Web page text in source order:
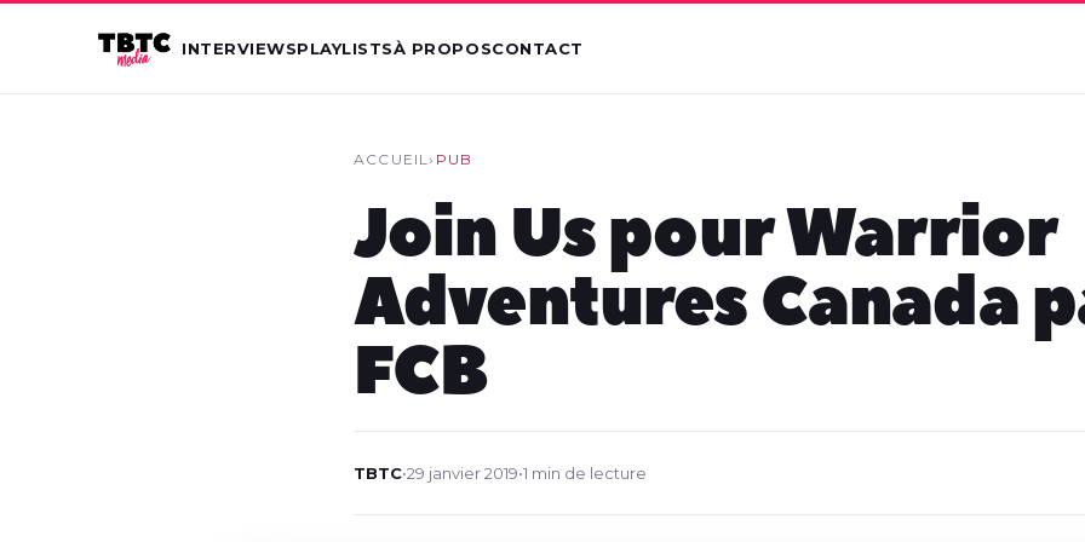
INTERVIEWSPLAYLISTSÀ PROPOSCONTACT
ACCUEIL› PUB
Join Us pour Warrior
Adventures Canada
FCB
TBTC•29 janvier 2019•1 min de lecture